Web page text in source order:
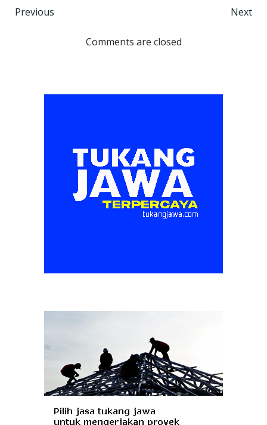
Post
navigation
Previous
navigation
Next
Comments are closed